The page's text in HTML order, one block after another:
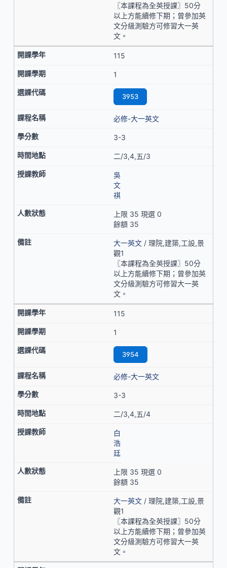
〖本課程為全英授課〗50分
以上方能續修下期；曾參加英
文分級測驗方可修習大一英
文。
115
1
3953
必修-大一英文
3-3
二/3,4,五/3
吳
文
祺
上限 35 現選 0
餘額 35
大一英文 / 理院,建築,工設,景
觀1
〖本課程為全英授課〗50分
以上方能續修下期；曾參加英
文分級測驗方可修習大一英
文。
115
1
3954
必修-大一英文
3-3
二/3,4,五/4
白
浩
廷
上限 35 現選 0
餘額 35
大一英文 / 理院,建築,工設,景
觀1
〖本課程為全英授課〗50分
以上方能續修下期；曾參加英
文分級測驗方可修習大一英
文。